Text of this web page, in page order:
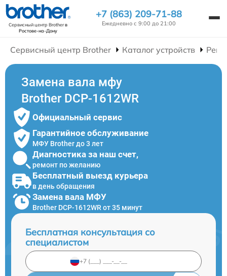
Сервисный центр Brotherв
Ростове-на-Дону
+7 (863) 209-71-88
Ежедневно с 9:00 до 21:00
Сервисный центр Brother Каталог устройств
Замена вала мфу
Brother DCP-1612WR
Официальный сервис
Гарантийное обслуживание
МФУ Brother до 3 лет
Диагностика за наш счет,
ремонт по желанию
Бесплатный выезд курьера
в день обращения
Замена вала МФУ
Brother DCP-1612WR от 35 минут
Бесплатная консультация со
специалистом